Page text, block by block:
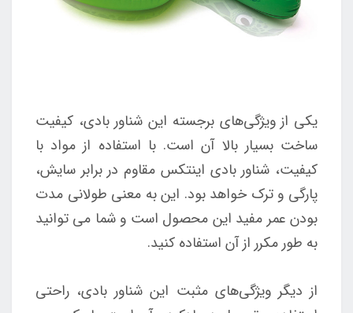
یکی از ویژگی‌های برجسته این شناور بادی، کیفیت
ساخت بسیار بالا آن است. با استفاده از مواد با
کیفیت، شناور بادی اینتکس مقاوم در برابر سایش،
پارگی و ترک خواهد بود. این به معنی طولانی مدت
بودن عمر مفید این محصول است و شما می توانید
به طور مکرر از آن استفاده کنید.
از دیگر ویژگی‌های مثبت این شناور بادی، راحتی